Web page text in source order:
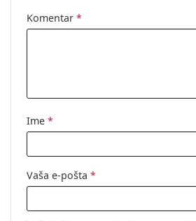
Spol:
Komentar *
Ime *
Vaša e-pošta *